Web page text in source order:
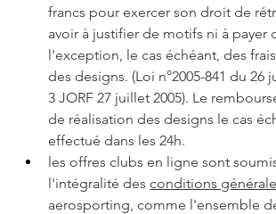
francs pour exercer son droit de
avoir à justifier de motifs ni à payer
l'exception, le cas échéant, des
des designs. (Loi n°2005-841 du 26
3 JORF 27 juillet 2005). Le
de réalisation des designs le cas
effectué dans les 24h.
les offres clubs en ligne sont
l'intégralité des conditions
aerosporting, comme l'ensemble